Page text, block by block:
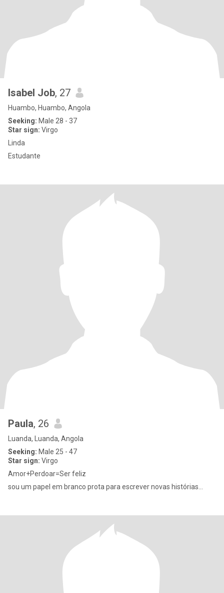
Isabel Job, 27
Huambo, Huambo, Angola
Seeking: Male 28 - 37
Star sign: Virgo
Linda
Estudante
Paula, 26
Luanda, Luanda, Angola
Seeking: Male 25 - 47
Star sign: Virgo
Amor+Perdoar=Ser feliz
sou um papel em branco prota para escrever novas histórias...